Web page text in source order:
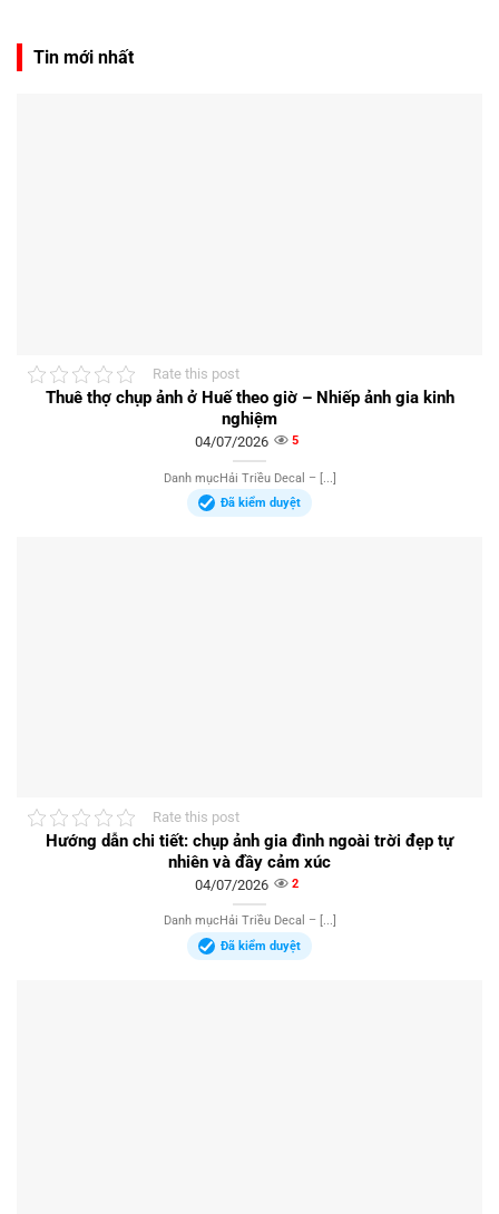
Tin mới nhất
Rate this post
Thuê thợ chụp ảnh ở Huế theo giờ – Nhiếp ảnh gia kinh
nghiệm
04/07/2026 5
Danh mụcHải Triều Decal – [...]
Đã kiểm duyệt
Rate this post
Hướng dẫn chi tiết: chụp ảnh gia đình ngoài trời đẹp tự
nhiên và đầy cảm xúc
04/07/2026 2
Danh mụcHải Triều Decal – [...]
Đã kiểm duyệt